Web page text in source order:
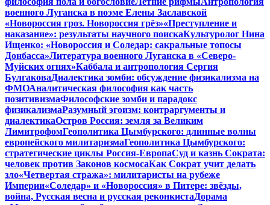
военного Луганска в поэме Елены Заславской
«Новороссия гроз. Новороссия грёз»«Преступление и
наказание»: результаты научного поискаКультуролог Нина
Ищенко: «Новороссия и Соледар: сакральные топосы
Донбасса»Литература военного Луганска в «Северо-
Муйских огнях»Каббала и антропология Сергия
БулгаковаДиалектика зомби: обсуждение физикализма на
ФМОАналитическая философия как часть
позитивизмаФилософские зомби и парадокс
физикализмаРазумный эгоизм: контраргументы и
диалектикаОстров Россия: земля за Великим
ЛимитрофомГеополитика Цымбурского: длинные волны
европейского милитаризмаГеополитика Цымбурского:
стратегические циклы Россия-ЕвропаСуд и казнь Сократа:
человек против Законов космосаКак Сократ учит делать
зло«Четвертая стража»: милитаристы на рубеже
Империи«Соледар» и «Новороссия» в Питере: звёзды,
война, Русская весна и русская реконкистаДорама